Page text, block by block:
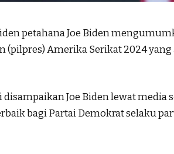
petahana Joe Biden
Amerika Serikat 2024 yang
Joe Biden lewat media
bagi Partai Demokrat selaku